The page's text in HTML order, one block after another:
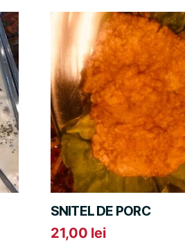
SNITEL DE PORC
21,00 lei